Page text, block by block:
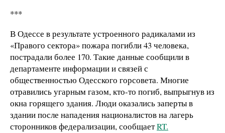
***
В Одессе в результате устроенного радикалами из
«Правого сектора» пожара погибли 43 человека,
пострадали более 170. Такие данные сообщили в
департаменте информации и связей с
общественностью Одесского горсовета. Многие
отравились угарным газом, кто-то погиб, выпрыгнув из
окна горящего здания. Люди оказались заперты в
здании после нападения националистов на лагерь
сторонников федерализации, сообщаетRT.